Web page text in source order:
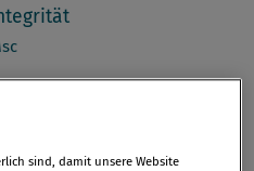
von Künstlicher
sind, damit unsere Website